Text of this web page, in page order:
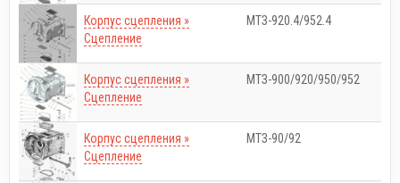
Корпус сцепления »
Сцепление
МТЗ-920.4/952.4
Корпус сцепления »
Сцепление
МТЗ-900/920/950/952
Корпус сцепления »
Сцепление
МТЗ-90/92